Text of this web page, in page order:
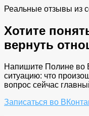
Реальные отзывы из
Хотите
вернуть
Напишите Полине во
ситуацию: что
вопрос сейчас
Записаться во